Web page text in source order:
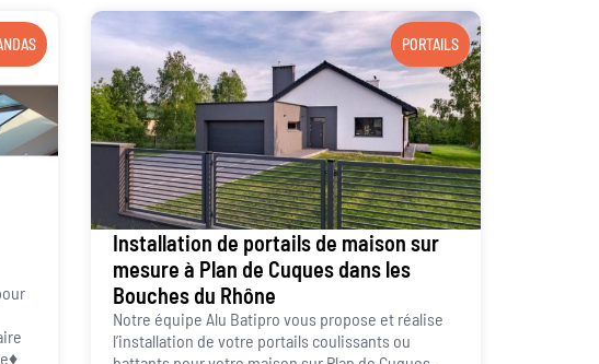
PORTAILS
Installation de portails de maison sur
mesure à Plan de Cuques dans les
Bouches du Rhône
Notre équipe Alu Batipro vous propose et réalise
l’installation de votre portails coulissants ou